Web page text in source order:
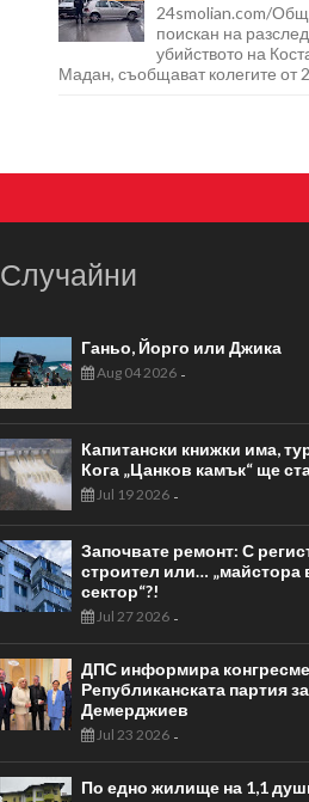
24smolian.com/
поискан на
убийството на
Мадан, съобщават колегите от
Случайни
Ганьо, Йорго или Джика
Aug 04 2026-
Капитански книжки има,
Кога „Цанков камък“ ще
Jul 19 2026-
Започвате ремонт: С
строител или… „майстора
сектор“?!
Jul 27 2026-
ДПС информира
Републиканската партия
Демерджиев
Jul 23 2026-
По едно жилище на 1,1